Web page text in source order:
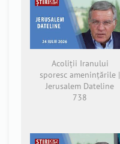
Acoliții Iranului
sporesc amenințările |
Jerusalem Dateline
738